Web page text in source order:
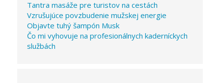
Tantra masáže pre turistov na cestách
Vzrušujúce povzbudenie mužskej energie
Objavte tuhý šampón Musk
Čo mi vyhovuje na profesionálnych kaderníckych
službách